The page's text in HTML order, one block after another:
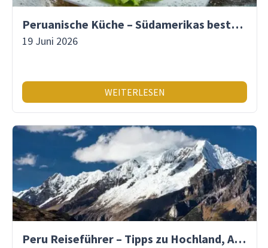
Peruanische Küche – Südamerikas beste Gastronomie
19 Juni 2026
WEITERLESEN
Peru Reiseführer – Tipps zu Hochland, Amazonas & Inka-Erbe